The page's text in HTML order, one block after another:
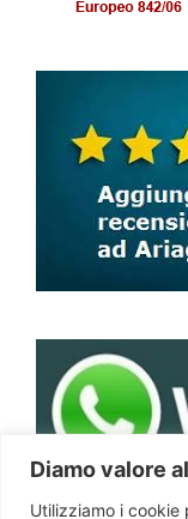
Diamo valore
Utilizziamo i cookie